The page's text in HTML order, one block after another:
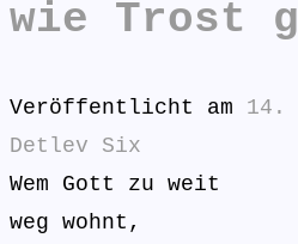
wie Trost
Veröffentlicht am 14.
Detlev Six
Wem Gott zu weit
weg wohnt,